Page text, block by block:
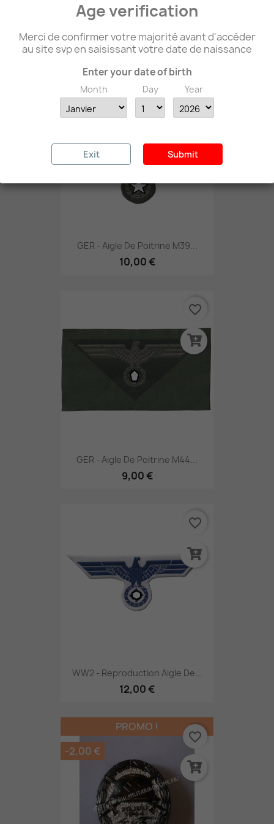
WW2 - Reproduction De Badge...
25,00 €
GER - Aigle De Poitrine M39...
10,00 €
favorite_border
GER - Aigle De Poitrine M44...
9,00 €
favorite_border
WW2 - Reproduction Aigle De...
12,00 €
favorite_border
PROMO !
-2,00 €
favorite_border
Age verification
Merci de confirmer votre majorité avant d'accéder
au site svp en saisissant votre date de naissance
Enter your date of birth
Month Day Year
Exit Submit